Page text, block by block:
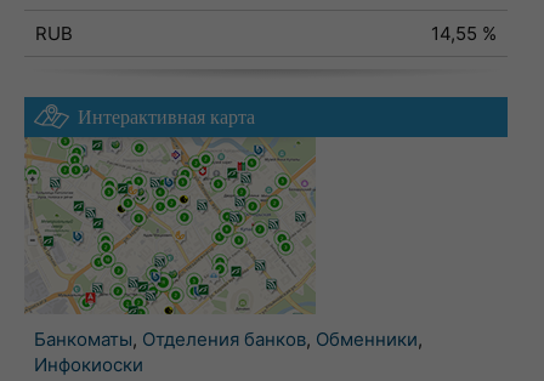
RUB
14,55 %
Интерактивная карта
Банкоматы, Отделения банков, Обменники,
Инфокиоски